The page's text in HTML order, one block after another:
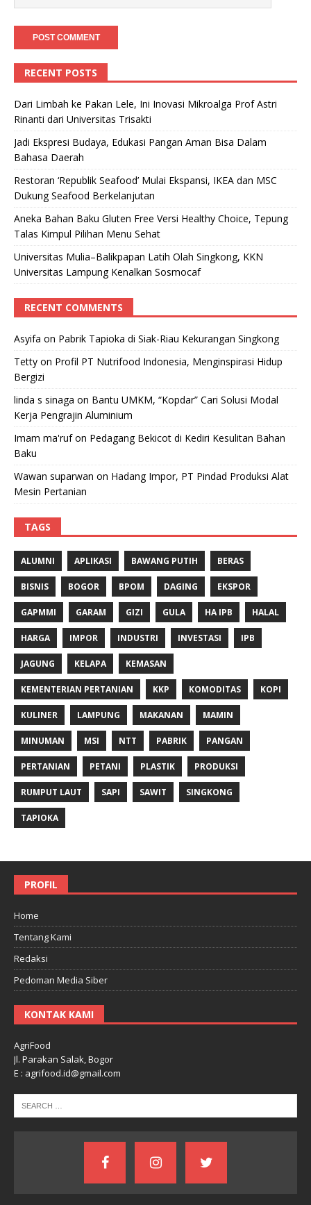
RECENT POSTS
Dari Limbah ke Pakan Lele, Ini Inovasi Mikroalga Prof Astri
Rinanti dari Universitas Trisakti
Jadi Ekspresi Budaya, Edukasi Pangan Aman Bisa Dalam
Bahasa Daerah
Restoran ‘Republik Seafood’ Mulai Ekspansi, IKEA dan MSC
Dukung Seafood Berkelanjutan
Aneka Bahan Baku Gluten Free Versi Healthy Choice, Tepung
Talas Kimpul Pilihan Menu Sehat
Universitas Mulia–Balikpapan Latih Olah Singkong, KKN
Universitas Lampung Kenalkan Sosmocaf
RECENT COMMENTS
Asyifa on Pabrik Tapioka di Siak-Riau Kekurangan Singkong
Tetty on Profil PT Nutrifood Indonesia, Menginspirasi Hidup
Bergizi
linda s sinaga on Bantu UMKM, “Kopdar” Cari Solusi Modal
Kerja Pengrajin Aluminium
Imam ma'rufon Pedagang Bekicot di Kediri Kesulitan Bahan
Baku
Wawan suparwan on Hadang Impor, PT Pindad Produksi Alat
Mesin Pertanian
TAGS
ALUMNI APLIKASI BAWANG PUTIH BERAS
BISNIS BOGOR BPOM DAGING EKSPOR
GAPMMI GARAM GIZI GULA HA IPB HALAL
HARGA IMPOR INDUSTRI INVESTASI IPB
JAGUNG KELAPA KEMASAN
KEMENTERIAN PERTANIAN KKP KOMODITAS KOPI
KULINER LAMPUNG MAKANAN MAMIN
MINUMAN MSI NTT PABRIK PANGAN
PERTANIAN PETANI PLASTIK PRODUKSI
RUMPUT LAUT SAPI SAWIT SINGKONG
TAPIOKA
PROFIL
Home
Tentang Kami
Redaksi
Pedoman Media Siber
KONTAK KAMI
AgriFood
Jl. Parakan Salak, Bogor
E : agrifood.id@gmail.com